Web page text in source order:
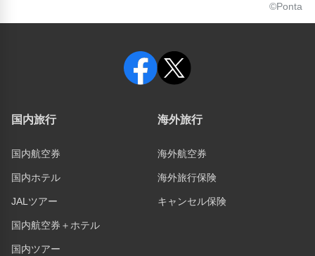
©Ponta
国内旅行
国内航空券
国内ホテル
JALツアー
国内航空券＋ホテル
国内ツアー
海外旅行
海外航空券
海外旅行保険
キャンセル保険